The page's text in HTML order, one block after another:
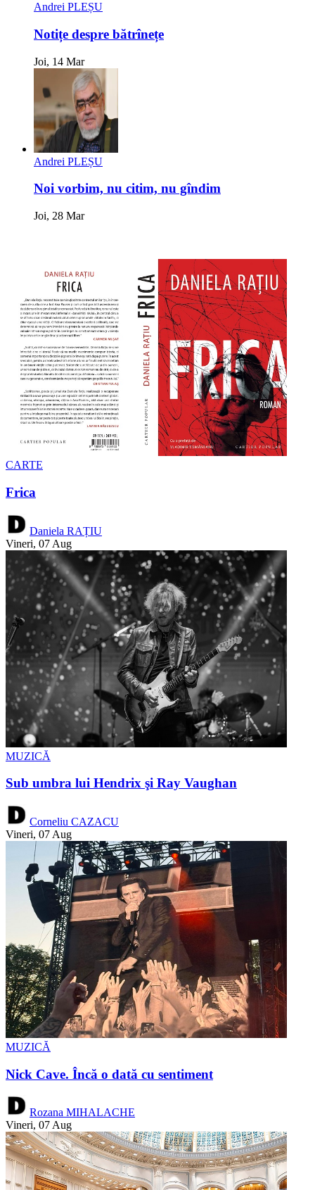
Andrei PLEȘU
Notițe despre bătrînețe
Joi, 14 Mar
Andrei PLEȘU
Noi vorbim, nu citim, nu gîndim
Joi, 28 Mar
CARTE
Frica
Daniela RAȚIU
Vineri, 07 Aug
MUZICĂ
Sub umbra lui Hendrix şi Ray Vaughan
Corneliu CAZACU
Vineri, 07 Aug
MUZICĂ
Nick Cave. Încă o dată cu sentiment
Rozana MIHALACHE
Vineri, 07 Aug